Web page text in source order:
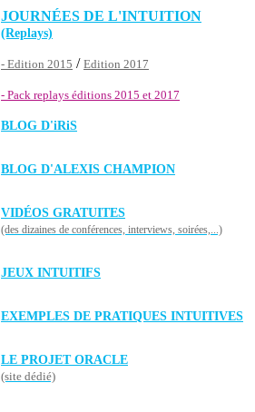
JOURNÉES DE L'INTUITION
(Replays)
- Edition 2015 / Edition 2017
- Pack replays éditions 2015 et 2017
BLOG D'iRiS
BLOG D'ALEXIS CHAMPION
VIDÉOS GRATUITES
(des dizaines de conférences, interviews, soirées,...)
JEUX INTUITIFS
EXEMPLES DE PRATIQUES INTUITIVES
LE PROJET ORACLE
(site dédié)